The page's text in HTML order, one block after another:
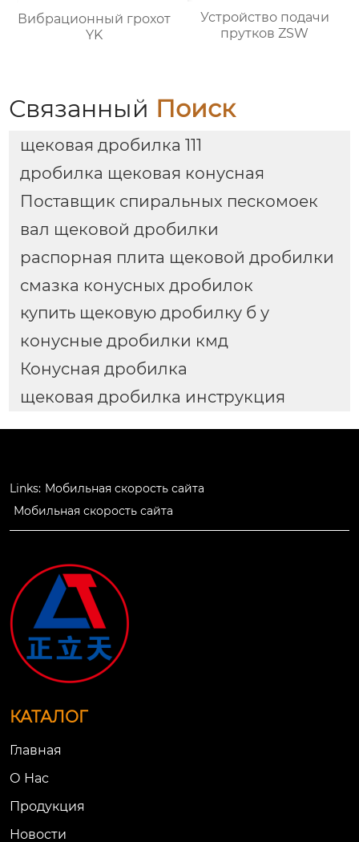
Вибрационный грохот
YK
Устройство подачи
прутков ZSW
Связанный Поиск
щековая дробилка 111
дробилка щековая конусная
Поставщик спиральных пескомоек
вал щековой дробилки
распорная плита щековой дробилки
смазка конусных дробилок
купить щековую дробилку б у
конусные дробилки кмд
Конусная дробилка
щековая дробилка инструкция
Links: Мобильная скорость сайта
Мобильная скорость сайта
КАТАЛОГ
Главная
О Нac
Продукция
Новости